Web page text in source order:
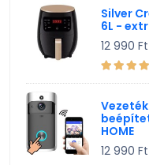
Silver
6L -
12 990 Ft
HOME
12 990 Ft